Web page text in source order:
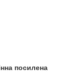
посилена